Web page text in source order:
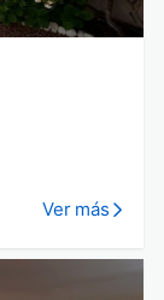
Ver más